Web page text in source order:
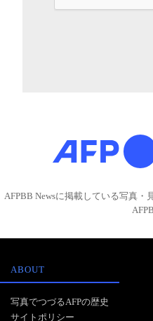
AFPBB Newsに掲載している写真
ABOUT
写真でつづるAFPの歴史
サイトポリシー